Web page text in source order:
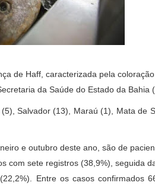
de Haff, caracterizada pela
da Saúde do Estado da Bahia
Salvador (13), Maraú (1), Mata de
e outubro deste ano, são de
com sete registros (38,9%), seguida
Entre os casos confirmados